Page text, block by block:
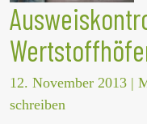
12. November 2013 |
schreiben